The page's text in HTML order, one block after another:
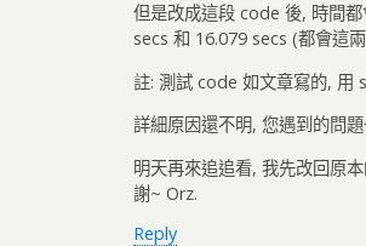
但是改成這段 code 後, 時間
secs 和 16.079 secs (都會這
註: 測試 code 如文章寫的, 用
詳細原因還不明, 您遇到的問
明天再來追追看, 我先改回原
謝~ Orz.
Reply